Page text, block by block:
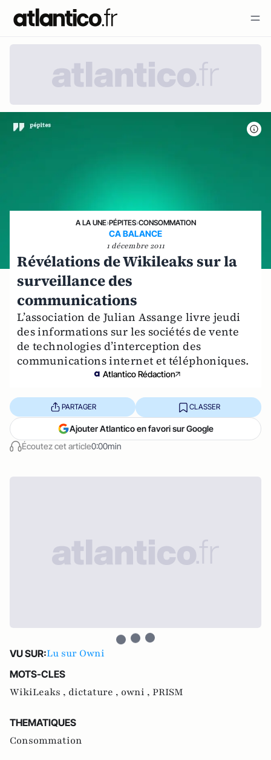
A LA UNE›PÉPITES›CONSOMMATION
CA BALANCE
1 décembre 2011
Révélations de Wikileaks sur la
surveillance des
communications
L’association de Julian Assange livre jeudi
des informations sur les sociétés de vente
de technologies d’interception des
communications internet et téléphoniques.
Atlantico Rédaction
Écoutez cet article0:00min
PARTAGER CLASSER
Ajouter Atlantico en favori sur Google
VU SUR:Lu sur Owni
MOTS-CLES
WikiLeaks , dictature , owni , PRISM
THEMATIQUES
Consommation